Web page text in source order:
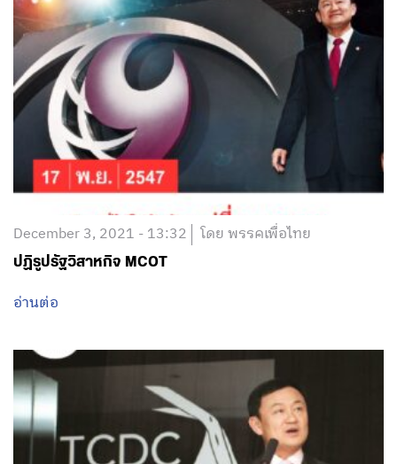
December 3, 2021 - 13:32 โดย พรรคเพื่อไทย
ปฏิรูปรัฐวิสาหกิจ MCOT
อ่านต่อ